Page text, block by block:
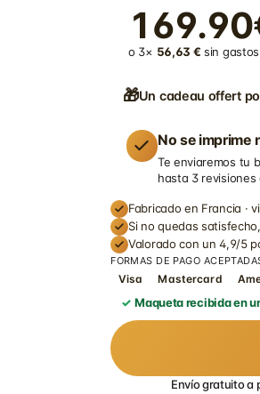
o 3× 56,63 € sin gastos
🎁Un cadeau offert
No se imprime
Te enviaremos tu
hasta 3
Fabricado en Francia ·
Si no quedas
Valorado con un 4,9/5
FORMAS DE PAGO
Visa Mastercard
Maqueta recibida en
Envío gratuito a